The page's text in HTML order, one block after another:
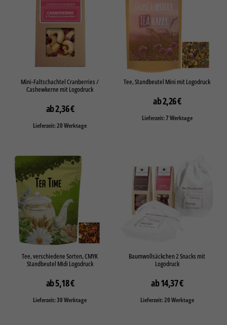
Mini-Faltschachtel Cranberries /
Cashewkerne mit Logodruck
2,36€
Lieferzeit: 20 Werktage
Tee, Standbeutel Mini mit Logodruck
2,26€
Lieferzeit: 7 Werktage
Tee, verschiedene Sorten, CMYK
Standbeutel Midi Logodruck
5,18€
Lieferzeit: 30 Werktage
Baumwollsäckchen 2 Snacks mit
Logodruck
14,37€
Lieferzeit: 20 Werktage